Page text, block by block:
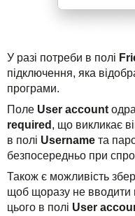
У разі потреби в полі
підключення, яка
програми.
Поле User account
required , що викликає
в полі Username та
безпосередньо при
Також є можливість
щоб щоразу не вводити
цього в полі User